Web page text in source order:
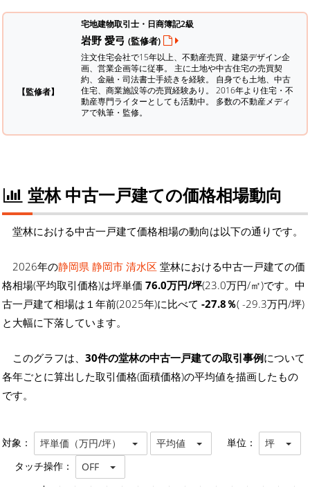
【監修者】
宅地建物取引士・日商簿記2級
岩野 愛弓 (監修者)
注文住宅会社で15年以上、不動産売買、建築デザイン企
画、営業企画等に従事。 主に土地や中古住宅の売買契
約、金融・司法書士手続きを経験。 自身でも土地、中古
住宅、商業施設等の売買経験あり。 2016年より住宅・不
動産専門ライターとしても活動中。 多数の不動産メディ
アで執筆・監修。
堂林 中古一戸建ての価格相場動向
堂林における中古一戸建て価格相場の動向は以下の通りです。
2026年の静岡県 静岡市 清水区 堂林における中古一戸建ての価
格相場(平均取引価格)は坪単価 76.0万円/坪(23.0万円/㎡)です。中
古一戸建て相場は１年前(2025年)に比べて -27.8％( -29.3万円/坪)
と大幅に下落しています。
このグラフは、 30件の堂林の中古一戸建ての取引事例について
各年ごとに算出した取引価格(面積価格)の平均値を描画したもの
です。
対象： 坪単価（万円/坪） 平均値 単位： 坪
タッチ操作： OFF